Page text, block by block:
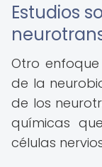
Estudios
Otro
de la
de los
químicas
células